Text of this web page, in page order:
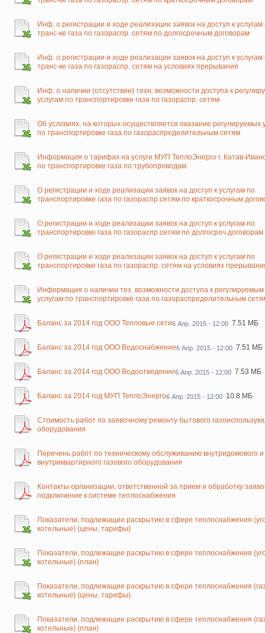
Инф. о регистрации и ходе реализации заявок на доступ к услугам
транс-ке газа по газораспр. сетям по долгосрочным договорам
Инф. о регистрации и ходе реализации заявок на доступ к услугам
транс-ке газа по газораспр. сетям на условиях прерывания
Инф. о наличии (отсутствии) техн. возможности доступа к
услугам по транспортировке газа по газораспр. сетям
Об условиях, на которых осуществляется оказание регулируемых
по транспортировке газа по газораспределительным сетям
Информация о тарифах на услуги МУП ТеплоЭнерго г. Катав-
по транспортировке газа по трубопроводам
О регистрации и ходе реализации заявок на доступ к услугам по
транспортировке газа по газораспр.сетям по краткосрочным
О регистрации и ходе реализации заявок на доступ к услугам по
транспортировке газа по газораспр.сетям по долгосроч.договорам
О регистрации и ходе реализации заявок на доступ к услугам по
транспортировке газа по газораспр. сетям на условиях
Информация о наличии тех. возможности доступа к регулируемым
услугам по транспортировке газа по газораспределительным
Баланс за 2014 год ООО Тепловые сети6 Апр. 2015 - 12:00 7.51 МБ
Баланс за 2014 год ООО Водоснабжение6 Апр. 2015 - 12:00 7.51 МБ
Баланс за 2014 год ООО Водоотведение6 Апр. 2015 - 12:00 7.53 МБ
Баланс за 2014 год МУП ТеплоЭнерго6 Апр. 2015 - 12:00 10.8 МБ
Стоимость работ по заявочному ремонту бытового
оборудования
Перечень работ по техническому обслуживанию внутридомового и
внутриквартирного газового оборудования
Контакты организации, ответственной за прием и обработку
подключение к системе теплоснабжения
Показатели, подлежащие раскрытию в сфере теплоснабжения
котельные) (цены, тарифы)
Показатели, подлежащие раскрытию в сфере теплоснабжения
котельные) (план)
Показатели, подлежащие раскрытию в сфере теплоснабжения
котельные) (цены, тарифы)
Показатели, подлежащие раскрытию в сфере теплоснабжения
котельные) (план)